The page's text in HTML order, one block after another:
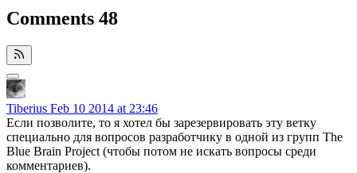
Comments 48
Tiberius Feb 10 2014 at 23:46
Если позволите, то я хотел бы зарезервировать эту ветку
специально для вопросов разработчику в одной из групп The
Blue Brain Project (чтобы потом не искать вопросы среди
комментариев).